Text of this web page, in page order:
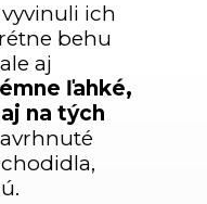
ich
behu
aj
ľahké,
na tých